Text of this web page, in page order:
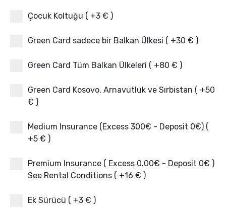
Çocuk Koltuğu ( +3 € )
Green Card sadece bir Balkan Ülkesi ( +30 € )
Green Card Tüm Balkan Ülkeleri ( +80 € )
Green Card Kosovo, Arnavutluk ve Sırbistan ( +50
€ )
Medium Insurance (Excess 300€ - Deposit 0€) (
+5 € )
Premium Insurance ( Excess 0.00€ - Deposit 0€ )
See Rental Conditions ( +16 € )
Ek Sürücü ( +3 € )